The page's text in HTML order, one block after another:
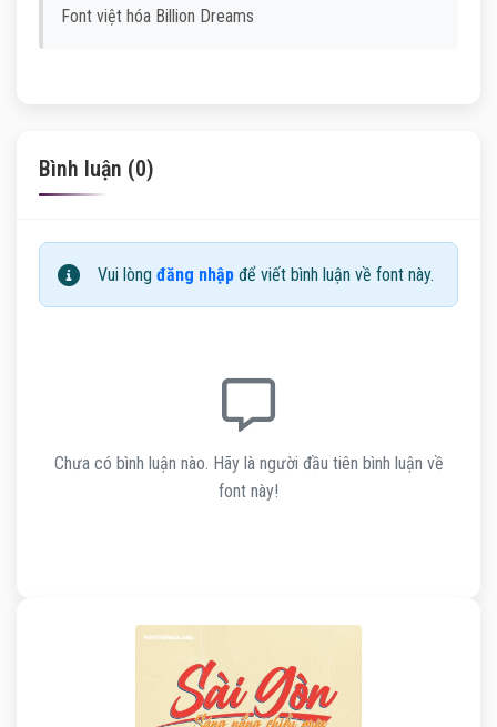
Font việt hóa Billion Dreams
Bình luận (0)
Vui lòng đăng nhập để viết bình luận về font này.
Chưa có bình luận nào. Hãy là người đầu tiên bình luận về
font này!